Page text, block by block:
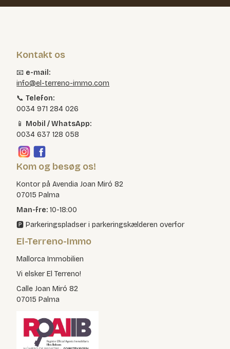
Kontakt os
📧 e-mail:
info@el-terreno-immo.com
📞Telefon:
0034 971 284 026
📱 Mobil / WhatsApp:
0034 637 128 058
Kom og besøg os!
Kontor på Avendia Joan Miró 82
07015 Palma
Man-fre: 10-18:00
🅿️ Parkeringspladser i parkeringskælderen overfor
El-Terreno-Immo
Mallorca Immobilien
Vi elsker El Terreno!
Calle Joan Miró 82
07015 Palma